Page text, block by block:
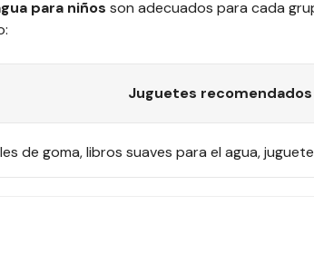
para niños son adecuados para cada
Juguetes recomendados
de goma, libros suaves para el agua,